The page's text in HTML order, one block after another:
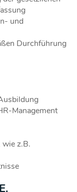
und
Durchführung
Management
wie z.B.